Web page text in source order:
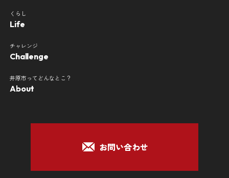
くらし
Life
チャレンジ
Challenge
井原市ってどんなとこ？
About
お問い合わせ